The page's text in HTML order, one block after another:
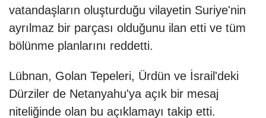
vatandaşların oluşturduğu vilayetin Suriye'nin
ayrılmaz bir parçası olduğunu ilan etti ve tüm
bölünme planlarını reddetti.
Lübnan, Golan Tepeleri, Ürdün ve İsrail'deki
Dürziler de Netanyahu'ya açık bir mesaj
niteliğinde olan bu açıklamayı takip etti.